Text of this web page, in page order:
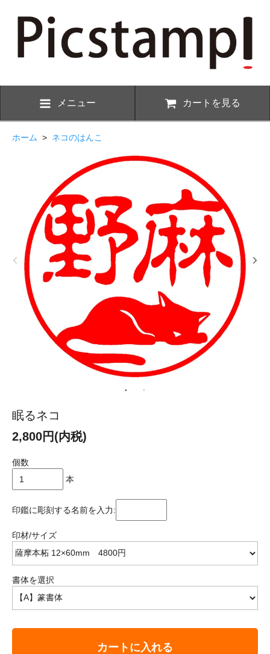
メニュー カートを見る
ホーム > ネコのはんこ
眠るネコ
2,800円(内税)
個数
本
印鑑に彫刻する名前を入力:
印材/サイズ
書体を選択
カートに入れる